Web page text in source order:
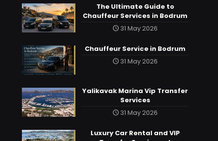
The Ultimate Guide to
Chauffeur Services in Bodrum
31 May 2026
Chauffeur Service in Bodrum
31 May 2026
Yalikavak Marina Vip Transfer
Services
31 May 2026
Luxury Car Rental and VIP